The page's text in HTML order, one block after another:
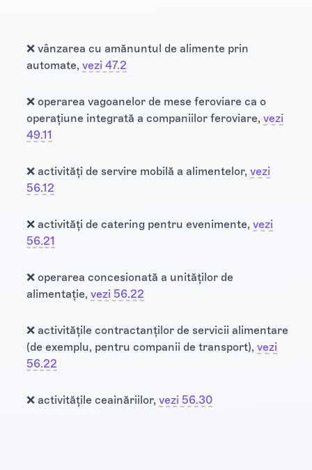
❌ vânzarea cu amănuntul de alimente prin
automate, vezi 47.2
❌ operarea vagoanelor de mese feroviare ca o
operațiune integrată a companiilor feroviare, vezi
49.11
❌ activități de servire mobilă a alimentelor, vezi
56.12
❌ activități de catering pentru evenimente, vezi
56.21
❌ operarea concesionată a unităților de
alimentație, vezi 56.22
❌ activitățile contractanților de servicii alimentare
(de exemplu, pentru companii de transport), vezi
56.22
❌ activitățile ceainăriilor, vezi 56.30